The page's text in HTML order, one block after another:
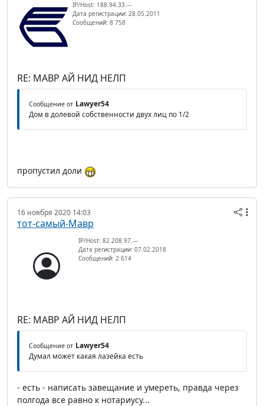
IP/Host: 188.94.33.---
Дата регистрации: 28.05.2011
Сообщений: 8 758
RE: МАВР АЙ НИД НЕЛП
Сообщение от Lawyer54
Дом в долевой собственности двух лиц по 1/2
пропустил доли
16 ноября 2020 14:03
тот-самый-Мавр
IP/Host: 82.208.97.---
Дата регистрации: 07.02.2018
Сообщений: 2 614
RE: МАВР АЙ НИД НЕЛП
Сообщение от Lawyer54
Думал может какая лазейка есть
- есть - написать завещание и умереть, правда через
полгода все равно к нотариусу...